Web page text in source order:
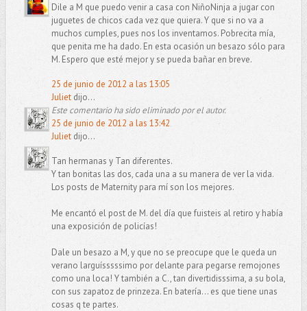
Dile a M que puedo venir a casa con NiñoNinja a jugar con
juguetes de chicos cada vez que quiera. Y que si no va a
muchos cumples, pues nos los inventamos. Pobrecita mía,
que penita me ha dado. En esta ocasión un besazo sólo para
M. Espero que esté mejor y se pueda bañar en breve.
25 de junio de 2012 a las 13:05
Julietdijo...
Este comentario ha sido eliminado por el autor.
25 de junio de 2012 a las 13:42
Julietdijo...
Tan hermanas y Tan diferentes.
Y tan bonitas las dos, cada una a su manera de ver la vida.
Los posts de Maternity para mí son los mejores.
Me encantó el post de M. del día que fuisteis al retiro y había
una exposición de policías!
Dale un besazo a M, y que no se preocupe que le queda un
verano larguísssssimo por delante para pegarse remojones
como una loca! Y también a C., tan divertidisssima, a su bola,
con sus zapatoz de prinzeza. En batería... es que tiene unas
cosas q te partes.